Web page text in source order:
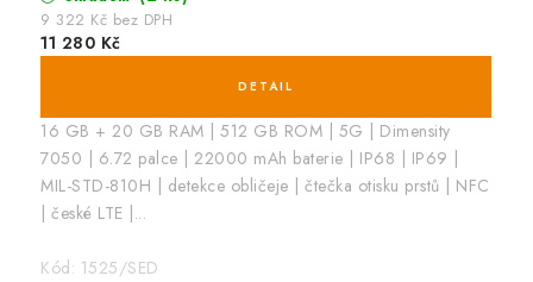
9 322 Kč bez DPH
11 280 Kč
16 GB + 20 GB RAM | 512 GB ROM | 5G | Dimensity
7050 | 6.72 palce | 22000 mAh baterie | IP68 | IP69 |
MIL-STD-810H | detekce obličeje | čtečka otisku prstů | NFC
| české LTE |...
Kód: 1525/SED